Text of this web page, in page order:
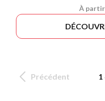
À
Précédent 1